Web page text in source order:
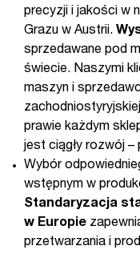
precyzji i jakości w
Grazu w Austrii.
sprzedawane pod
świecie. Naszymi
maszyn i
prawie każdym
jest ciągły rozwój
Wybór
wstępnym w
Standaryzacja
w Europie
przetwarzania i